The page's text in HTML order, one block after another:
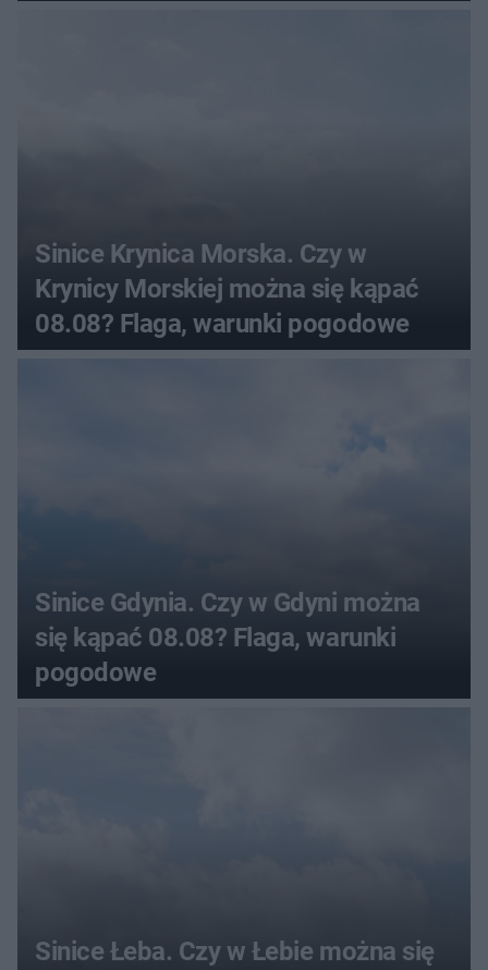
Sinice Krynica Morska. Czy w
Krynicy Morskiej można się kąpać
08.08? Flaga, warunki pogodowe
Sinice Gdynia. Czy w Gdyni można
się kąpać 08.08? Flaga, warunki
pogodowe
Sinice Łeba. Czy w Łebie można się